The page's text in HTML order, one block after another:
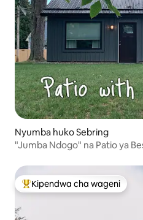
Nyumba huko Sebring
"Jumba Ndogo" na Patio ya
Kipendwa maarufu cha wageni
Kipendwa cha wageni